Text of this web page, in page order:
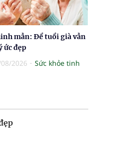
mẫn: Để tuổi già vẫn
ức đẹp
2026
Sức khỏe tinh